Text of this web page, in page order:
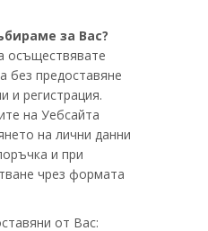
за Вас?
осъществявате
без предоставяне
и регистрация.
на Уебсайта
на лични данни
и при
чрез формата
от Вас: